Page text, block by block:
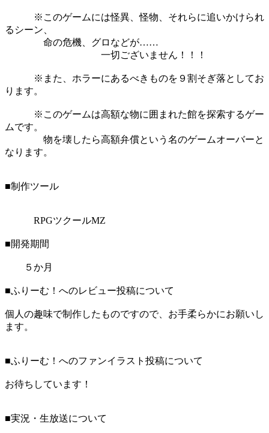
※このゲームには怪異、怪物、それらに追いかけられ
るシーン、
命の危機、グロなどが……
一切ございません！！！
※また、ホラーにあるべきものを９割そぎ落としてお
ります。
※このゲームは高額な物に囲まれた館を探索するゲー
ムです。
物を壊したら高額弁償という名のゲームオーバーと
なります。
■制作ツール
RPGツクールMZ
■開発期間
５か月
■ふりーむ！へのレビュー投稿について
個人の趣味で制作したものですので、お手柔らかにお願いし
ます。
■ふりーむ！へのファンイラスト投稿について
お待ちしています！
■実況・生放送について